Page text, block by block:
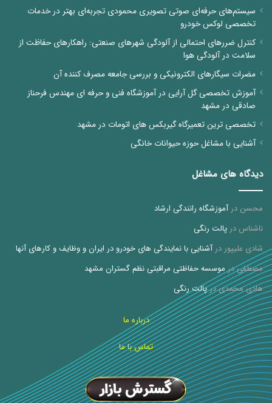
سیستم‌های حرفه‌ای صوتی تصویری محمودی تجربه‌ای بهتر در خدمات
تخصصی لوکس خودرو
کنترل ضررهای احتمالی از آلودگی شهرهای صنعتی: راهکارهای حفاظت از
سلامت در آلودگی هوا
مضرات سیگارهای الکترونیکی و بررسی جامعه مصرف کننده آن
آموزش تخصصی گل آرایی در آموزشگاه فنی و حرفه ای مهندس فرحناز
صادقی در مشهد
تخصصی ترین تعمیرگاه گیربکس های اتومات در مشهد
آشنایی با مشاغل حوزه حیوانات خانگی
دیدگاه های مشاغل
محسن درآموزشگاه رانندگی ارشاد
ناشناس درپالت رنگی
شادی علیپوردرآشنایی با نمایندگی های خودرو در ایران و وظایف و کارهای آنها
مصطفیدرموسسه حفاظتی مراقبتی نظم گستران مشهد
هادی محمدیدرپالت رنگی
درباره ما
تماس با ما